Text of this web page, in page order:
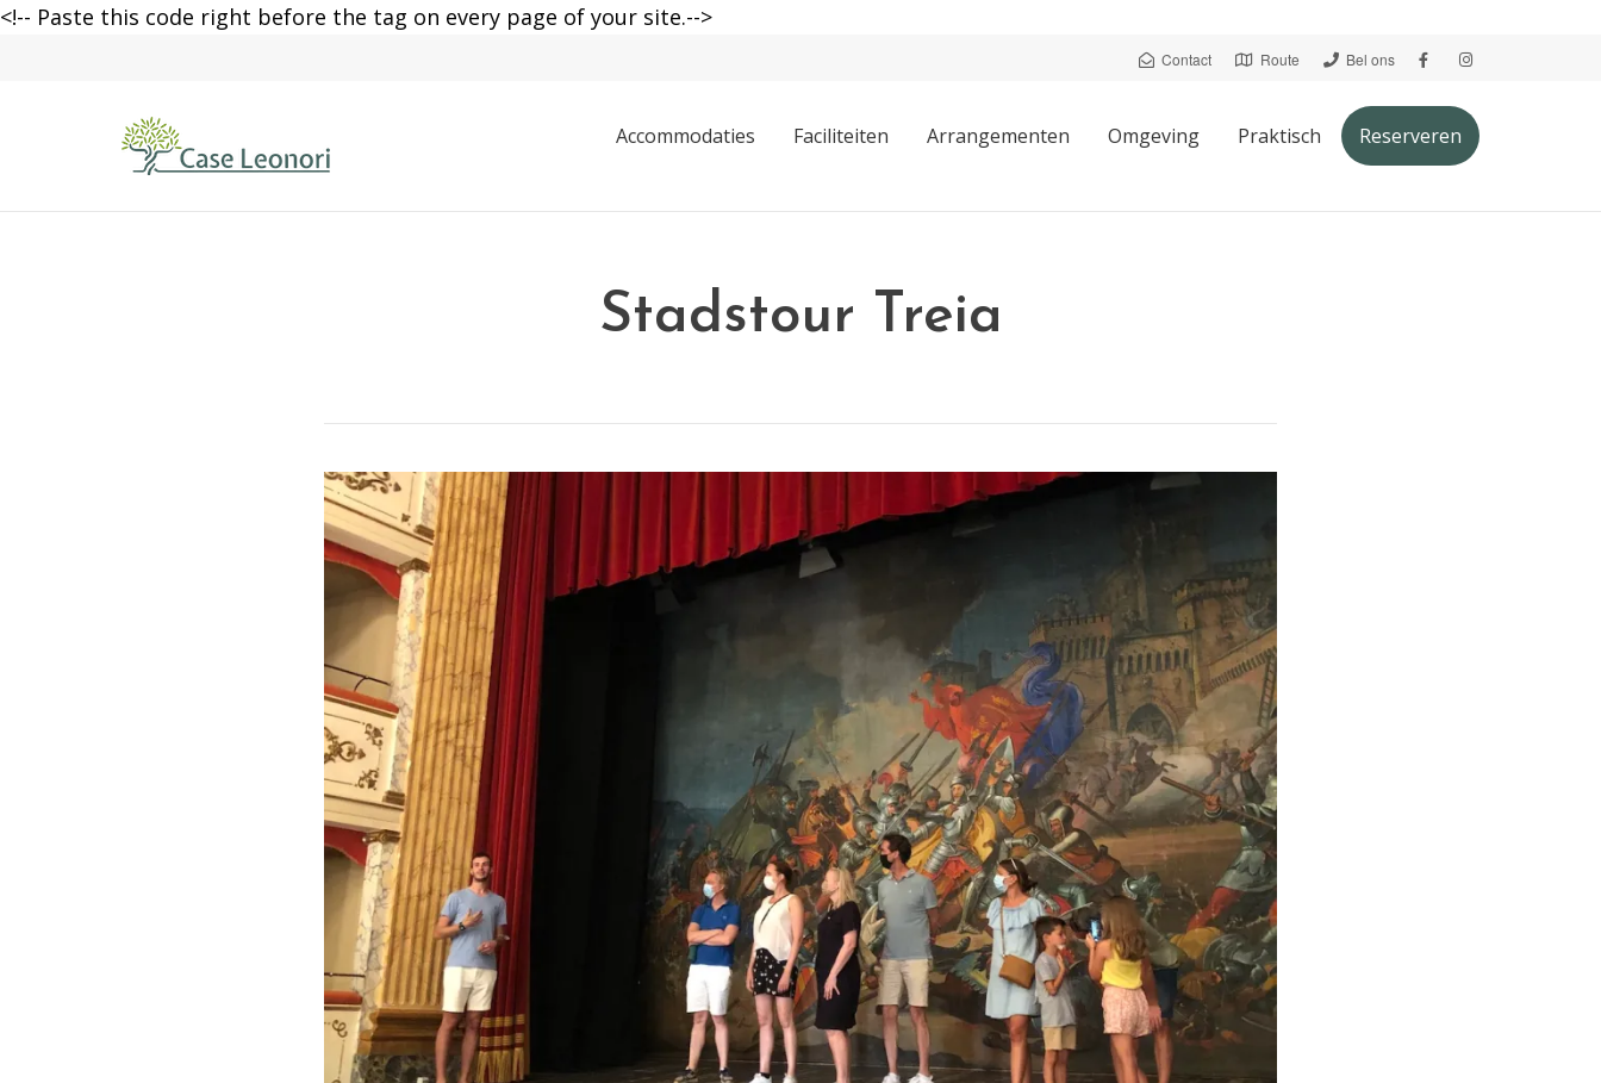
<!-- Paste this code right before the tag on every page of your site.-->
Contact Route Bel ons
Accommodaties Faciliteiten Arrangementen Omgeving Praktisch Reserveren
Stadstour Treia